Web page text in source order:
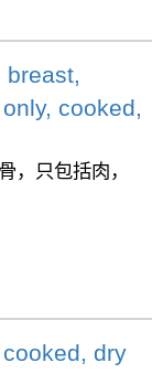
breast,
cooked,
，只包括肉，
dry